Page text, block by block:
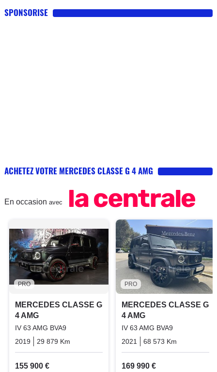
SPONSORISE
ACHETEZ VOTRE MERCEDES CLASSE G 4 AMG
En occasion avec
PRO
MERCEDES CLASSE G
4 AMG
IV 63 AMG BVA9
2019
29 879 Km Essence
155 900 €
PRO
MERCEDES CLASSE G
4 AMG
IV 63 AMG BVA9
2021
68 573 Km
169 990 €